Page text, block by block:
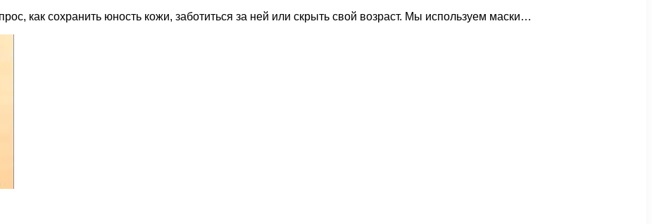
как сохранить юность кожи, заботиться за ней или скрыть свой возраст. Мы используем маски…